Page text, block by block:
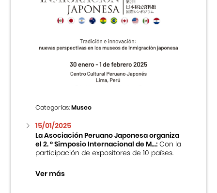
Categorías:Museo
15/01/2025
La Asociación Peruano Japonesa organiza
el 2. ° Simposio Internacional de M...:Con la
participación de expositores de 10 países.
Ver más